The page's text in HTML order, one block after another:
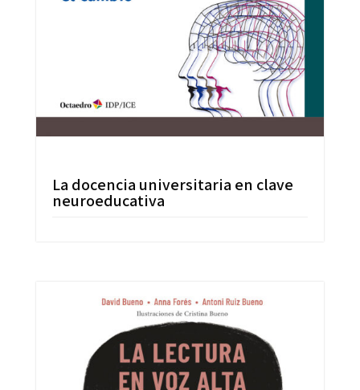
La docencia universitaria en clave
neuroeducativa